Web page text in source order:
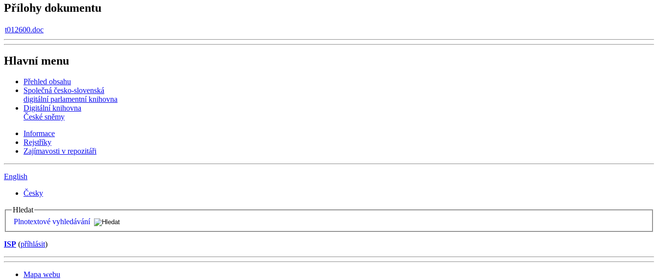
Přílohy dokumentu
t012600.doc
Hlavní menu
Přehled obsahu
Společná česko-slovenská
digitální parlamentní knihovna
Digitální knihovna
České sněmy
Informace
Rejstříky
Zajímavosti v repozitáři
English
Česky
Hledat
Plnotextové vyhledávání
ISP (příhlásit)
Mapa webu